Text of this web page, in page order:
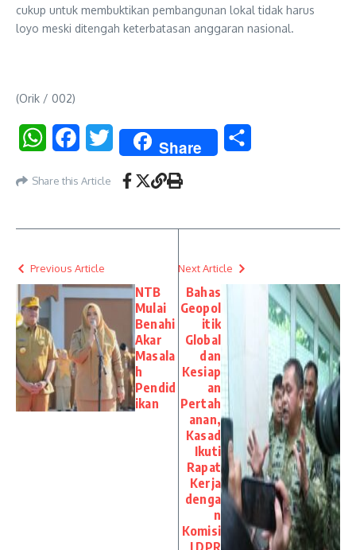
cukup untuk membuktikan pembangunan lokal tidak harus
loyo meski ditengah keterbatasan anggaran nasional.
(Orik / 002)
WhatsAppFacebookTwitter Share
Share this Article
Previous Article
NTB
Mulai
Benahi
Akar
Masala
h
Pendid
ikan
Next Article
Bahas
Geopol
itik
Global
dan
Kesiap
an
Pertah
anan,
Kasad
Ikuti
Rapat
Kerja
denga
n
Komisi